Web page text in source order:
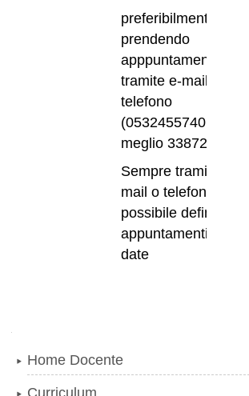
preferibilmente
prendendo
apppuntamento
tramite e-mail o
telefono
(0532455740, o
meglio 3387214226)
Sempre tramite e-
mail o telefono e'
possibile definire
appuntamenti in altre
date
Home Docente
Curriculum